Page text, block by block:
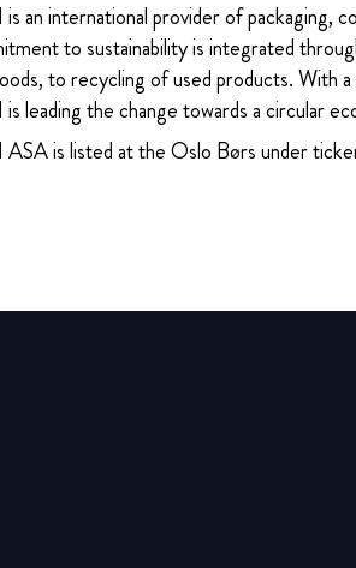
an international provider of packaging,
to sustainability is integrated
to recycling of used products. With
leading the change towards a circular
ASA is listed at the Oslo Børs under